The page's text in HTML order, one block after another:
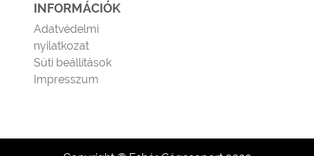
INFORMÁCIÓK
Adatvédelmi
nyilatkozat
Süti beállítások
Impresszum